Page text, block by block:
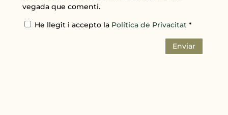
vegada que comenti.
He llegit i accepto la Política de Privacitat*
Enviar